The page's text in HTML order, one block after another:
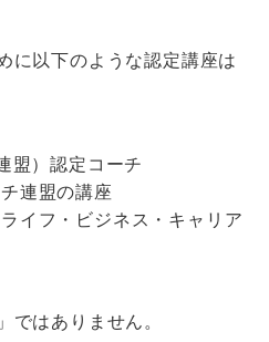
に以下のような認定講座は
盟）認定コーチ
連盟の講座
イフ・ビジネス・キャリア
ではありません。